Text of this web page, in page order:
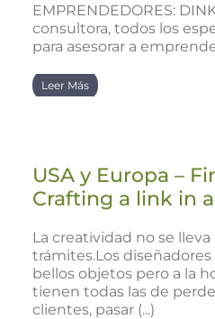
EMPRENDEDORES:
consultora, todos los
para asesorar a
Leer Más
USA y Europa –
Crafting a link in
La creatividad no se
trámites.Los
bellos objetos pero a la
tienen todas las de
clientes, pasar (...)